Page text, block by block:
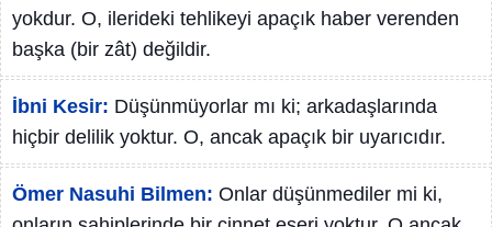
yokdur. O, ilerideki tehlikeyi apaçık haber verenden
başka (bir zât) değildir.
İbni Kesir: Düşünmüyorlar mı ki; arkadaşlarında
hiçbir delilik yoktur. O, ancak apaçık bir uyarıcıdır.
Ömer Nasuhi Bilmen: Onlar düşünmediler mi ki,